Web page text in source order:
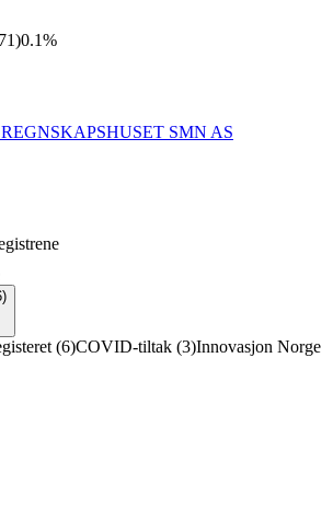
)0.1%
SMN AS
)
(6)COVID-tiltak (3)Innovasjon Norge